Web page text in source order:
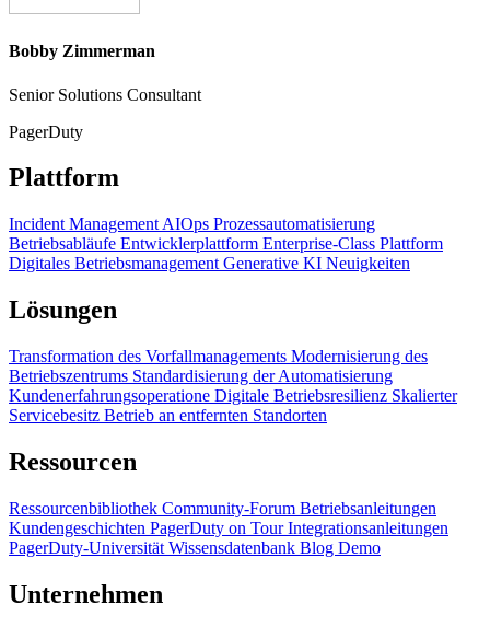
Bobby Zimmerman
Senior Solutions Consultant
PagerDuty
Plattform
Incident Management AIOps Prozessautomatisierung
Betriebsabläufe Entwicklerplattform Enterprise-Class Plattform
Digitales Betriebsmanagement Generative KI Neuigkeiten
Lösungen
Transformation des Vorfallmanagements Modernisierung des
Betriebszentrums Standardisierung der Automatisierung
Kundenerfahrungsoperatione Digitale Betriebsresilienz Skalierter
Servicebesitz Betrieb an entfernten Standorten
Ressourcen
Ressourcenbibliothek Community-Forum Betriebsanleitungen
Kundengeschichten PagerDuty on TourIntegrationsanleitungen
PagerDuty-Universität Wissensdatenbank Blog Demo
Unternehmen